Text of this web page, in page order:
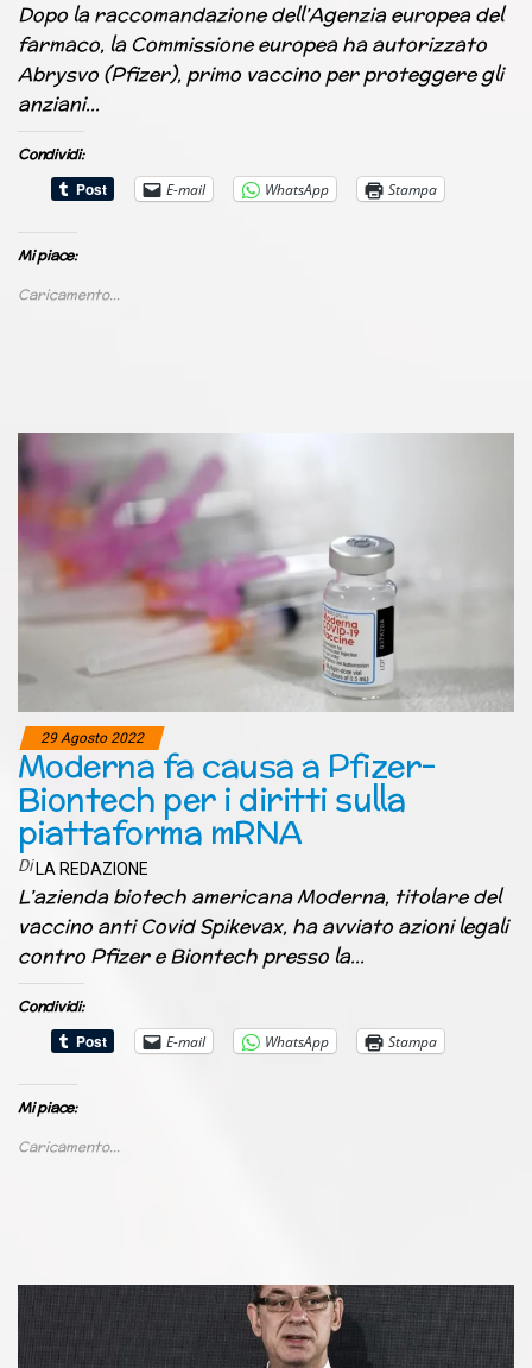
Dopo la raccomandazione dell’Agenzia europea del
farmaco, la Commissione europea ha autorizzato
Abrysvo (Pfizer), primo vaccino per proteggere gli
anziani…
Condividi:
E-mail
WhatsApp Stampa
Mi piace:
Caricamento...
29 Agosto 2022
Moderna fa causa a Pfizer-
Biontech per i diritti sulla
piattaforma mRNA
Di LA REDAZIONE
L’azienda biotech americana Moderna, titolare del
vaccino anti Covid Spikevax, ha avviato azioni legali
contro Pfizer e Biontech presso la…
Condividi:
E-mail
WhatsApp Stampa
Mi piace:
Caricamento...